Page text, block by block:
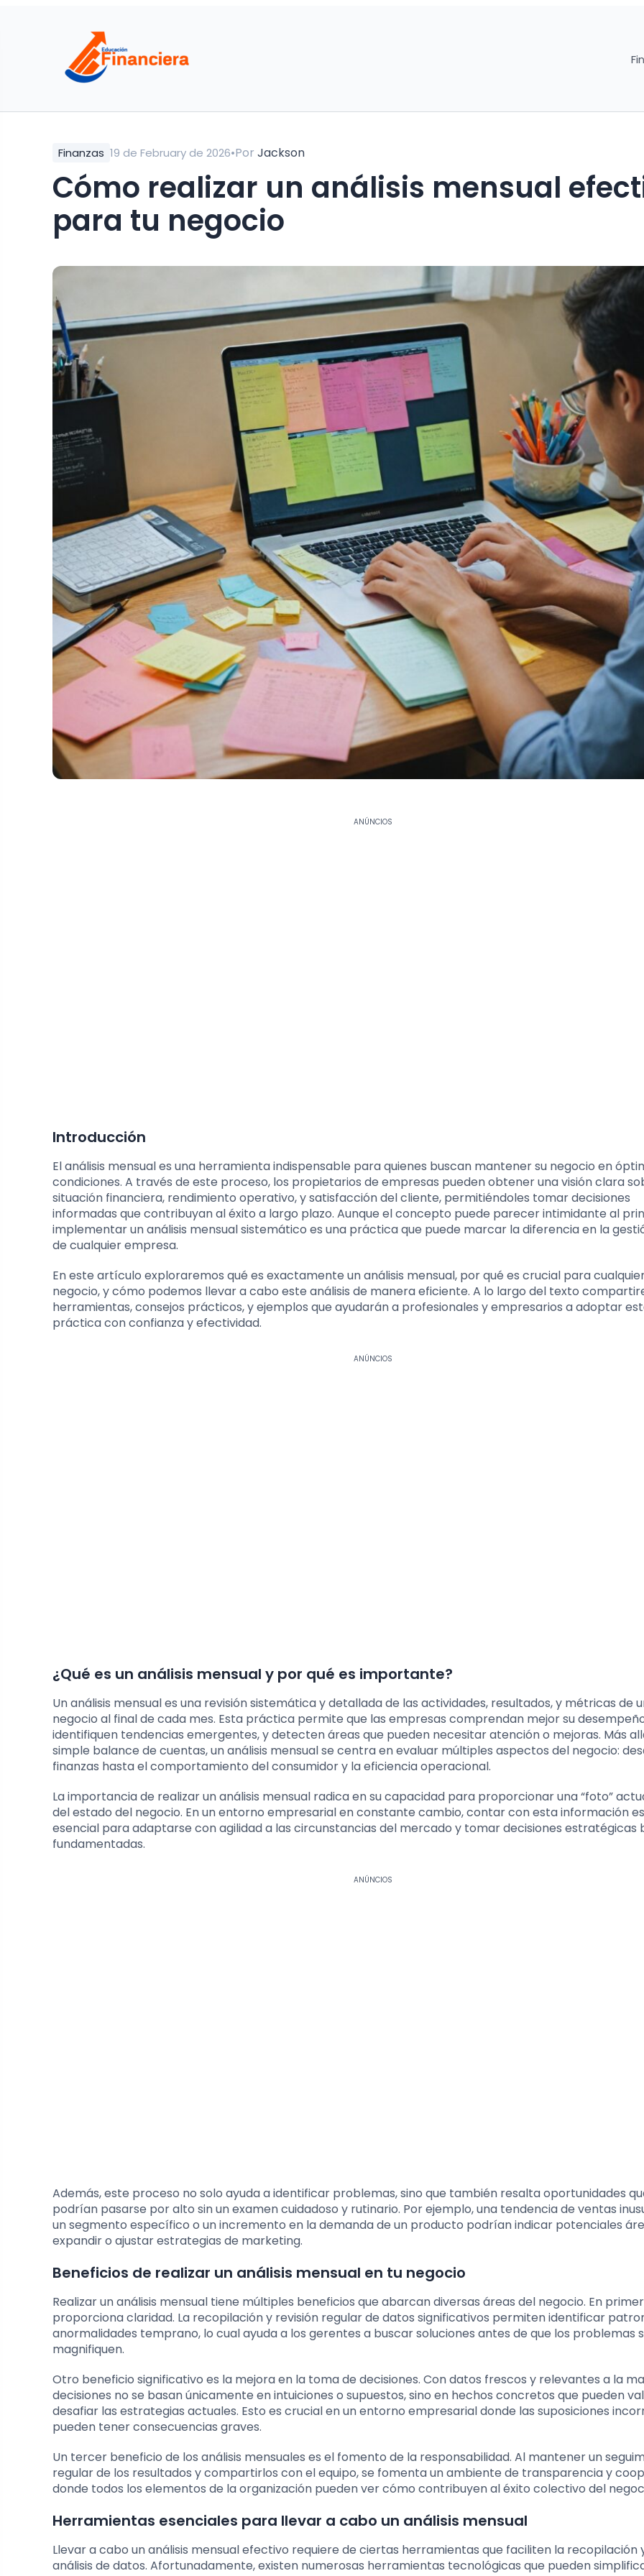
Finanzas 19 de February de 2026•Por Jackson
Cómo realizar un análisis mensual
para tu negocio
ANÚNCIOS
Introducción
El análisis mensual es una herramienta indispensable para quienes buscan mantener su negocio en
condiciones. A través de este proceso, los propietarios de empresas pueden obtener una visión clara
situación financiera, rendimiento operativo, y satisfacción del cliente, permitiéndoles tomar decisiones
informadas que contribuyan al éxito a largo plazo. Aunque el concepto puede parecer intimidante al
implementar un análisis mensual sistemático es una práctica que puede marcar la diferencia en la
de cualquier empresa.
En este artículo exploraremos qué es exactamente un análisis mensual, por qué es crucial para
negocio, y cómo podemos llevar a cabo este análisis de manera eficiente. A lo largo del texto
herramientas, consejos prácticos, y ejemplos que ayudarán a profesionales y empresarios a adoptar
práctica con confianza y efectividad.
ANÚNCIOS
¿Qué es un análisis mensual y por qué es importante?
Un análisis mensual es una revisión sistemática y detallada de las actividades, resultados, y métricas de
negocio al final de cada mes. Esta práctica permite que las empresas comprendan mejor su
identifiquen tendencias emergentes, y detecten áreas que pueden necesitar atención o mejoras. Más
simple balance de cuentas, un análisis mensual se centra en evaluar múltiples aspectos del negocio:
finanzas hasta el comportamiento del consumidor y la eficiencia operacional.
La importancia de realizar un análisis mensual radica en su capacidad para proporcionar una “foto”
del estado del negocio. En un entorno empresarial en constante cambio, contar con esta información es
esencial para adaptarse con agilidad a las circunstancias del mercado y tomar decisiones estratégicas
fundamentadas.
ANÚNCIOS
Además, este proceso no solo ayuda a identificar problemas, sino que también resalta oportunidades
podrían pasarse por alto sin un examen cuidadoso y rutinario. Por ejemplo, una tendencia de ventas
un segmento específico o un incremento en la demanda de un producto podrían indicar potenciales
expandir o ajustar estrategias de marketing.
Beneficios de realizar un análisis mensual en tu negocio
Realizar un análisis mensual tiene múltiples beneficios que abarcan diversas áreas del negocio. En
proporciona claridad. La recopilación y revisión regular de datos significativos permiten identificar
anormalidades temprano, lo cual ayuda a los gerentes a buscar soluciones antes de que los problemas
magnifiquen.
Otro beneficio significativo es la mejora en la toma de decisiones. Con datos frescos y relevantes a la
decisiones no se basan únicamente en intuiciones o supuestos, sino en hechos concretos que pueden
desafiar las estrategias actuales. Esto es crucial en un entorno empresarial donde las suposiciones
pueden tener consecuencias graves.
Un tercer beneficio de los análisis mensuales es el fomento de la responsabilidad. Al mantener un
regular de los resultados y compartirlos con el equipo, se fomenta un ambiente de transparencia y
donde todos los elementos de la organización pueden ver cómo contribuyen al éxito colectivo del
Herramientas esenciales para llevar a cabo un análisis mensual
Llevar a cabo un análisis mensual efectivo requiere de ciertas herramientas que faciliten la recopilación
análisis de datos. Afortunadamente, existen numerosas herramientas tecnológicas que pueden